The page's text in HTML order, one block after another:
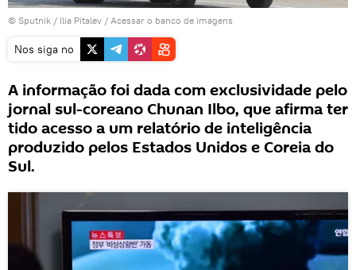
© Sputnik / Ilia Pitalev / Acessar o banco de imagens
Nos siga no
A informação foi dada com exclusividade pelo
jornal sul-coreano Chunan Ilbo, que afirma ter
tido acesso a um relatório de inteligência
produzido pelos Estados Unidos e Coreia do
Sul.